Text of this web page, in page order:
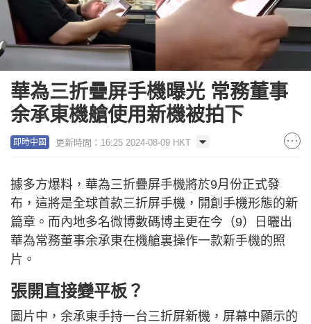
華為三折疊屏手機曝光 常務董事
余承東機艙使用新機被拍下
即時中國 更新時間：16:25 2024-08-09 HKT
據多方爆料，華為三折疊屏手機將於9月份正式發
布，這將是全球首款三折屏手機，開創手機形態的新
篇章。而內地多名微博數碼博主更在今（9）日曬出
華為常務董事余承東在機艙裏操作一款新手機的照
片。
張開直接變平板？
圖片中，余承東手持一台三折屏新機，屏幕中顯示的